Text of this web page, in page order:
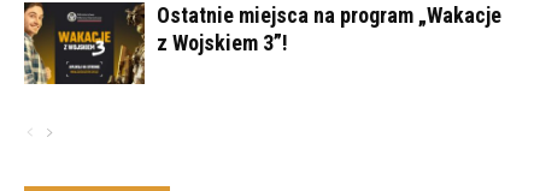
Ostatnie miejsca na program „Wakacje
z Wojskiem 3”!